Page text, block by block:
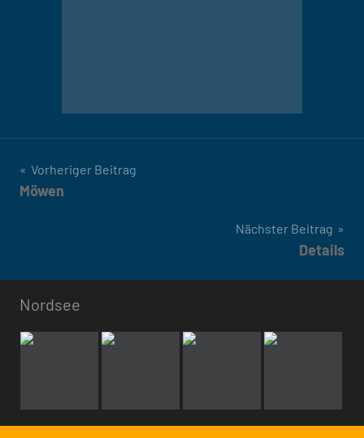
Beitragsnavigation
Vorheriger Beitrag
Möwen
Nächster Beitrag
Details
Nordsee